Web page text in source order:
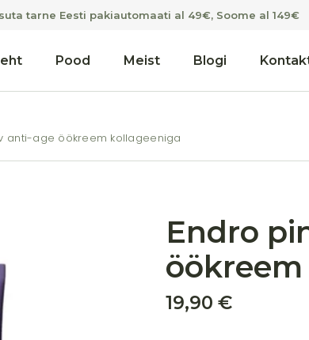
tarne Eesti pakiautomaati al 49€, Soome al 149€
Pood Meist Blogi
anti-age öökreem kollageeniga
Endro
19,90 €